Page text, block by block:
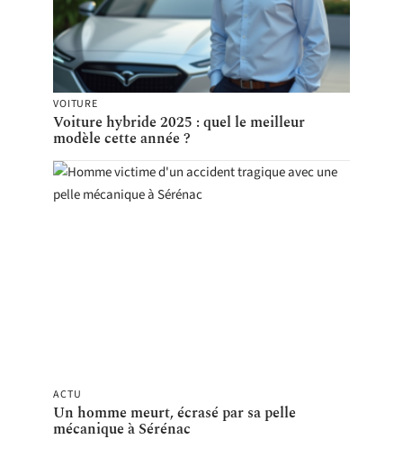
VOITURE
Voiture hybride 2025 : quel le meilleur
modèle cette année ?
ACTU
Un homme meurt, écrasé par sa pelle
mécanique à Sérénac